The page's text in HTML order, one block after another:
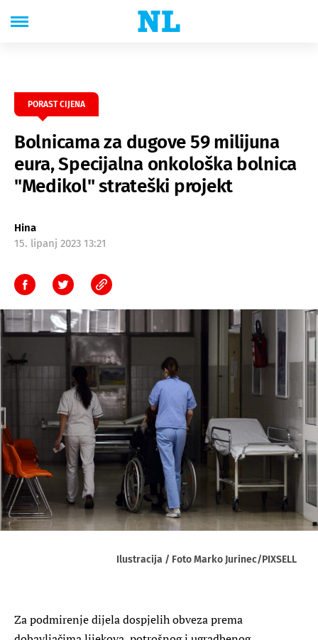
PORAST CIJENA
Bolnicama za dugove 59 milijuna
eura, Specijalna onkološka bolnica
"Medikol" strateški projekt
Hina
15. lipanj 2023 13:21
Ilustracija / Foto Marko Jurinec/PIXSELL
Za podmirenje dijela dospjelih obveza prema